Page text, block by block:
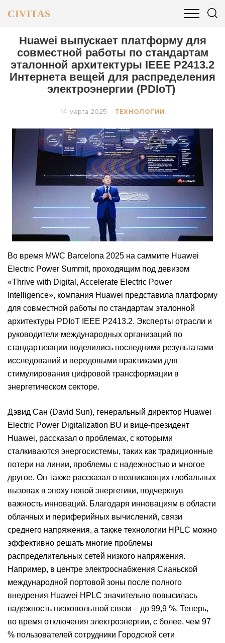
CIVITAS
ОБЩЕСТВО БИЗНЕС И ФИНАНСЫ
Huawei выпускает платформу для
совместной работы по стандартам
эталонной архитектуры IEEE P2413.2
Интернета вещей для распределения
электроэнергии (PDIoT)
14 марта 2025 ТЕХНОЛОГИИ
Во время MWC Barcelona 2025 на саммите Huawei
Electric Power Summit, проходящим под девизом
«Thrive with Digital, Accelerate Electric Power
Intelligence», компания Huawei представила платформу
для совместной работы по стандартам эталонной
архитектуры PDIoT IEEE P2413.2. Эксперты отрасли и
руководители международных организаций по
стандартизации поделились последними результатами
исследований и передовыми практиками для
стимулирования цифровой трансформации в
энергетическом секторе.
Дэвид Сан (David Sun), генеральный директор Huawei
Electric Power Digitalization BU и вице-президент
Huawei, рассказал о проблемах, с которыми
сталкиваются энергосистемы, таких как традиционные
потери на линии, проблемы с надежностью и многое
другое. Он также рассказал о возникающих глобальных
вызовах в эпоху новой энергетики, подчеркнув
важность инноваций. Благодаря инновациям в области
облачных и периферийных вычислений, связи
среднего напряжения, а также технологии HPLC можно
эффективно решать многие проблемы
распределительных сетей низкого напряжения.
Например, в центре электроснабжения Сианьской
международной портовой зоны после полного
внедрения Huawei HPLC значительно повысилась
надежность низковольтной связи – до 99,9 %. Теперь,
во время отключения электроэнергии, с более, чем 97
% пользователей сотрудники Городской сети